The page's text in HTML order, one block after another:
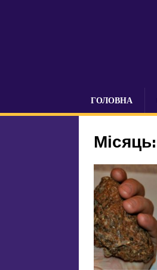
ГОЛОВНА
Місяць: